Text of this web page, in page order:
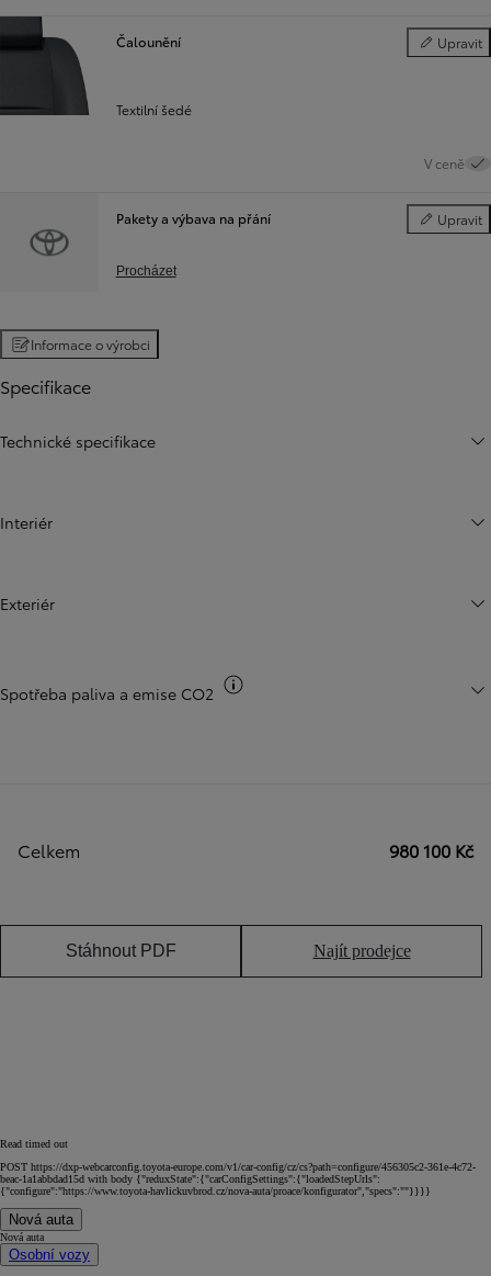
Čalounění Upravit
Čalounění
Textilní šedé
V ceně
Pakety a výbava na přání Upravit
Pakety a
Procházet
Informace o výrobci
Specifikace
Technické specifikace
Interiér
Exteriér
Spotřeba paliva a emise CO2
Celkem 980 100 Kč
Stáhnout PDF Najít prodejce
Read timed out
POST https://dxp-webcarconfig.toyota-europe.com/v1/car-config/cz/cs?path=configure/456305c2-361e-4c72-
beac-1a1abbdad15d with body {"reduxState":{"carConfigSettings":{"loadedStepUrls":
{"configure":"https://www.toyota-havlickuvbrod.cz/nova-auta/proace/konfigurator","specs":""}}}}
Nová auta
Nová auta
Osobní vozy